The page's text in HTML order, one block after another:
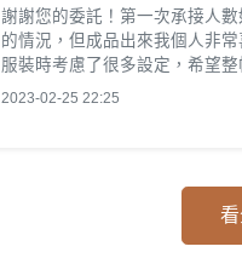
謝謝您的委託！第一次承接人
的情況，但成品出來我個人非
服裝時考慮了很多設定，希望
2023-02-25 22:25